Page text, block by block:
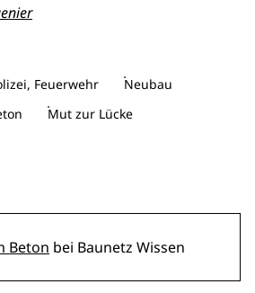
Feuerwehr
Neubau
Mut zur Lücke
Beton bei Baunetz Wissen